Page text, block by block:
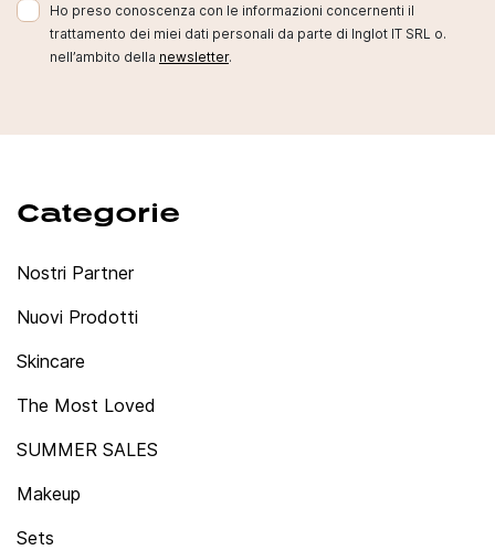
Ho preso conoscenza con le informazioni concernenti il
trattamento dei miei dati personali da parte di Inglot IT SRL o.
nell’ambito della newsletter.
Categorie
Nostri Partner
Nuovi Prodotti
Skincare
The Most Loved
SUMMER SALES
Makeup
Sets